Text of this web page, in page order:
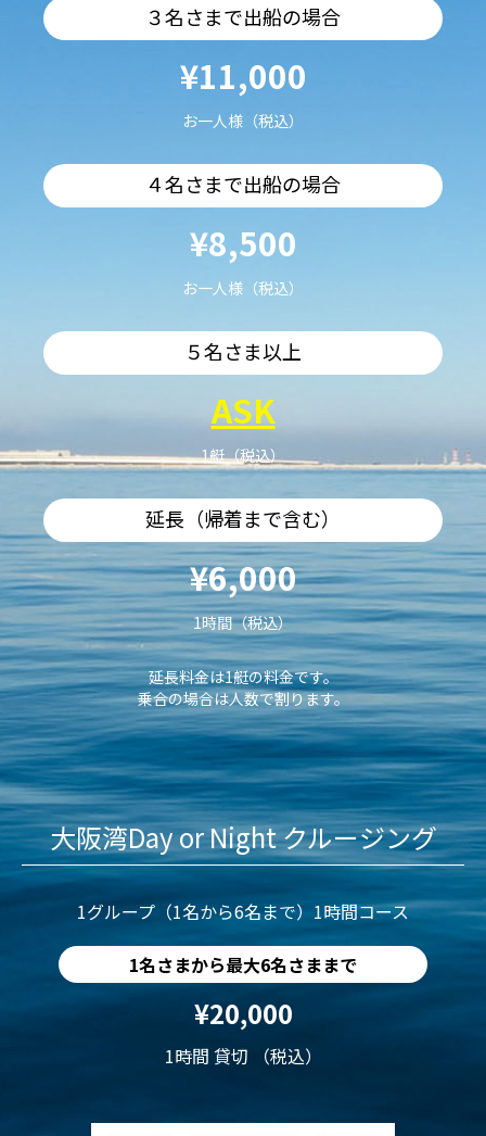
３名さまで出船の場合
¥11,000
お一人様（税込）
４名さまで出船の場合
¥8,500
お一人様（税込）
５名さま以上
ASK
1艇（税込）
延長（帰着まで含む）
¥6,000
1時間（税込）
延長料金は1艇の料金です。
乗合の場合は人数で割ります。
大阪湾Day or Night クルージング
1グループ（1名から6名まで）1時間コース
1名さまから最大6名さままで
¥20,000
1時間 貸切 （税込）